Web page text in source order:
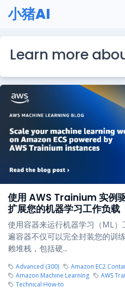
小猪AI
Learn more
使用 AWS Trainium 实例
扩展您的机器学习工作负载
使用容器来运行机器学习（ML
遍容器不仅可以完全封装您的训
赖堆栈，包括硬...
Advanced (300)
Amazon EC2
Amazon Machine Learning
AWS
Technical How-to